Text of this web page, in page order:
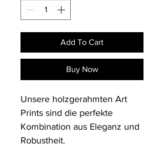
Add To Cart
Buy Now
Unsere holzgerahmten Art
Prints sind die perfekte
Kombination aus Eleganz und
Robustheit.